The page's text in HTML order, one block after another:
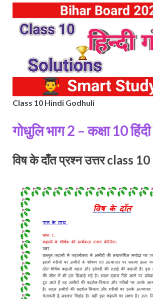
Class 10 Hindi Godhuli
गोधुलि भाग 2 – कक्षा 10
विष के दाँत प्रश्न उत्तर class 10